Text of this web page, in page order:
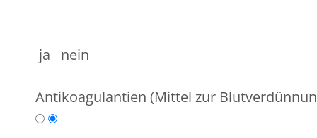
ja nein
Antikoagulantien (Mittel zur